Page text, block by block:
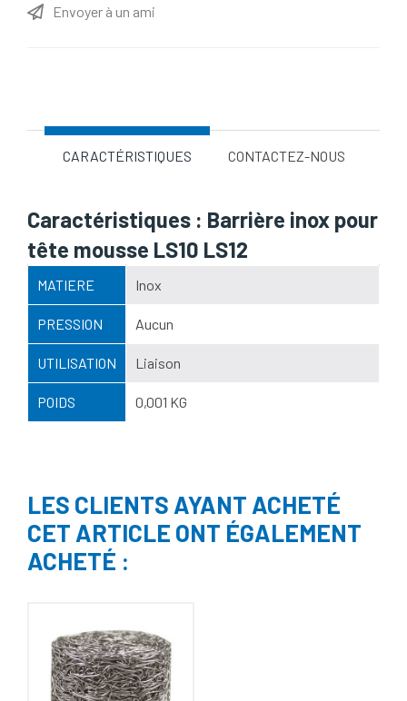
Envoyer à un ami
CARACTÉRISTIQUES CONTACTEZ-NOUS
Caractéristiques : Barrière inox pour
tête mousse LS10 LS12
MATIERE Inox
PRESSION Aucun
UTILISATION Liaison
POIDS 0,001 KG
LES CLIENTS AYANT ACHETÉ
CET ARTICLE ONT ÉGALEMENT
ACHETÉ :